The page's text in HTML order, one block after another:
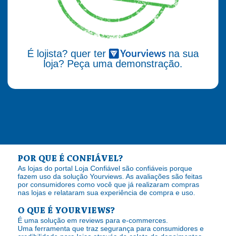
É lojista? quer ter
na sua
loja? Peça uma demonstração.
POR QUE É CONFIÁVEL?
As lojas do portal Loja Confiável são confiáveis porque
fazem uso da solução Yourviews. As avaliações são feitas
por consumidores como você que já realizaram compras
nas lojas e relataram sua experiência de compra e uso.
O QUE É YOURVIEWS?
É uma solução em reviews para e-commerces.
Uma ferramenta que traz segurança para consumidores e